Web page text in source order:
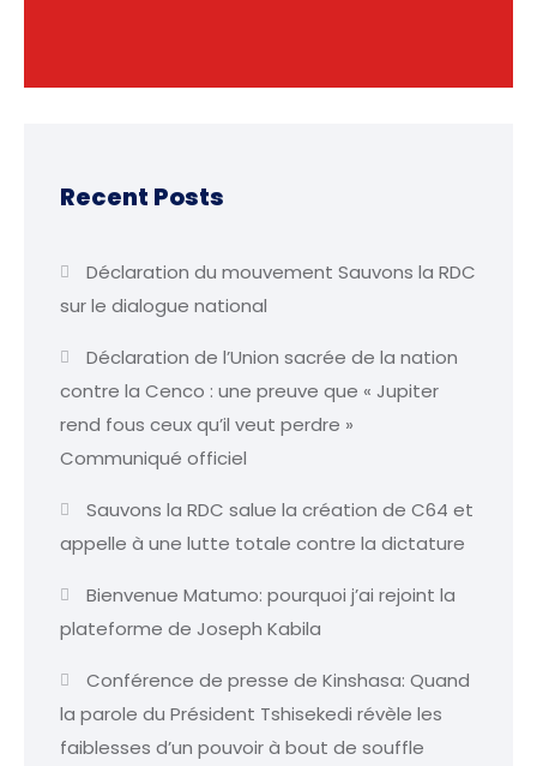
Recent Posts
Déclaration du mouvement Sauvons la RDC
sur le dialogue national
Déclaration de l’Union sacrée de la nation
contre la Cenco : une preuve que « Jupiter
rend fous ceux qu’il veut perdre »
Communiqué officiel
Sauvons la RDC salue la création de C64 et
appelle à une lutte totale contre la dictature
Bienvenue Matumo: pourquoi j’ai rejoint la
plateforme de Joseph Kabila
Conférence de presse de Kinshasa: Quand
la parole du Président Tshisekedi révèle les
faiblesses d’un pouvoir à bout de souffle